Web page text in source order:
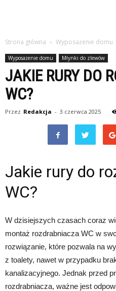
Strona główna Wyposażenie domu
Wyposażenie domu Młynki do zlewów
JAKIE RURY DO
WC?
Przez Redakcja - 3 czerwca 2025
Jakie rury do
WC?
W dzisiejszych czasach coraz
montaż rozdrabniacza WC w
rozwiązanie, które pozwala na
z toalety, nawet w przypadku
kanalizacyjnego. Jednak przed
rozdrabniacza, ważne jest